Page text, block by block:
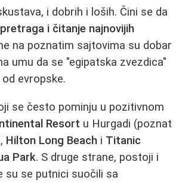
i dobrih i loših. Čini se da
i čitanje najnovijih
na poznatim sajtovima su dobar
umu da se "egipatska zvezdica"
evropske.
se često pominju u pozitivnom
Resort u Hurgadi (poznat
Hilton Long Beach i Titanic
Park. S druge strane, postoji i
su se putnici suočili sa